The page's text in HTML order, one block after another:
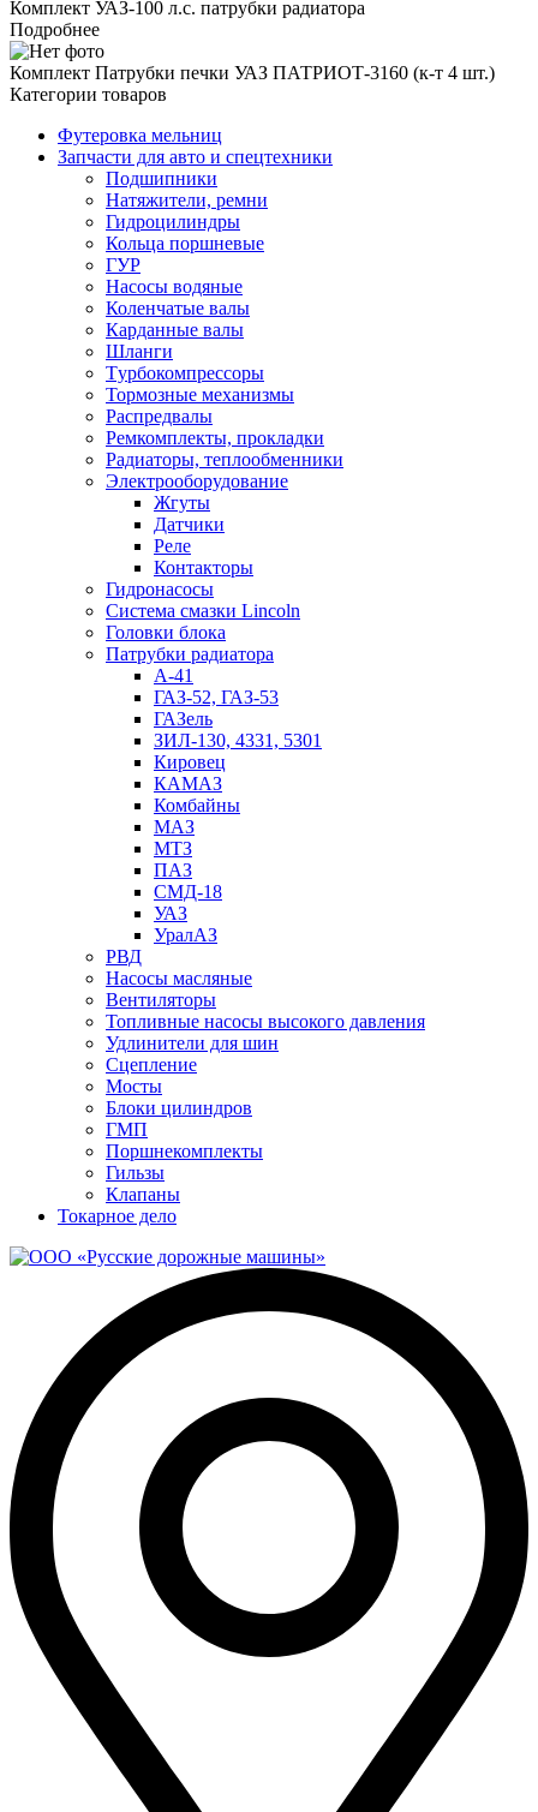
Комплект УАЗ-100 л.с. патрубки радиатора
Подробнее
Комплект Патрубки печки УАЗ ПАТРИОТ-3160 (к-т 4 шт.)
Категории товаров
Футеровка мельниц
Запчасти для авто и спецтехники
Подшипники
Натяжители, ремни
Гидроцилиндры
Кольца поршневые
ГУР
Насосы водяные
Коленчатые валы
Карданные валы
Шланги
Tурбокомпрессоры
Тормозные механизмы
Распредвалы
Ремкомплекты, прокладки
Радиаторы, теплообменники
Электрооборудование
Жгуты
Датчики
Реле
Контакторы
Гидронасосы
Система смазки Lincoln
Головки блока
Патрубки радиатоpа
А-41
ГАЗ-52, ГАЗ-53
ГАЗель
ЗИЛ-130, 4331, 5301
Кировец
КАМАЗ
Комбайны
МАЗ
МTЗ
ПАЗ
СМД-18
УАЗ
УралАЗ
РВД
Насосы масляные
Вентиляторы
Топливные насосы высокого давления
Удлинители для шин
Сцепление
Мосты
Блоки цилиндров
ГМП
Поршнекомплекты
Гильзы
Клапаны
Токарное дело